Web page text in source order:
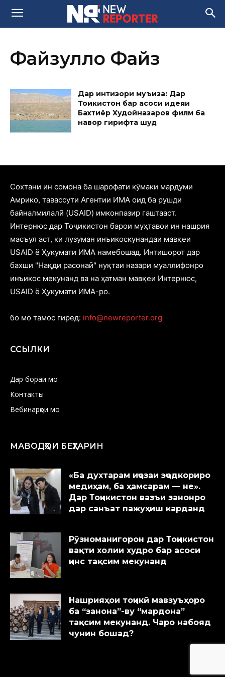
Файзулло Файз
Дар интизори муъҷиза: Дар
Тоҷикистон бар асоси идеяи
Бахтиёр Худойназаров филм ба
навор гирифта шуд
Cохтани ин сомона ба шарофати кӯмаки мардуми
Амрико, тавассути Агентии ИМА оид ба рушди
байналмилалӣ (USAID) имконпазир гаштааст.
Интернюс дар Тоҷикистон барои муҳтавои ин нашрия
масъул аст, ки лузуман инъикоскунандаи мавқеи
USAID ё Ҳукумати ИМА намебошад. Интишорот дар
бахши "Нақди расонаӣ" нуқтаи назари муаллифонро
инъикос мекунанд ва на ҳатман мавқеи Интернюс,
USAID ё Ҳукумати ИМА-ро.
бо мо тамос гиред: info@newreporter.org
ССЫЛКИ
Дар бораи мо
Контакты
Вебинарҳои мо
МАВОДҲОИ БЕҲТАРИН
«Ба духтарам иҷозаи эҷодкориро
медиҳам, ба ҳамсарам — не».
Дар Тоҷикистон вазъи занонро
дар санъат пажуҳиш карданд
Рӯзноманигорон дар Тоҷикистон
вақти холии худро бар асоси
ҷинс тақсим мекунанд
Нашрияҳои тоҷикӣ мавзуъҳоро
ба “занона”-ву “мардона”
тақсим мекунанд. Чаро набояд
чунин бошад?